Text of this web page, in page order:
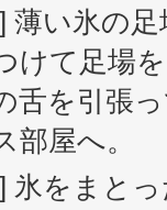
薄い氷の
けて足場
舌を引張
部屋へ。
氷をまと